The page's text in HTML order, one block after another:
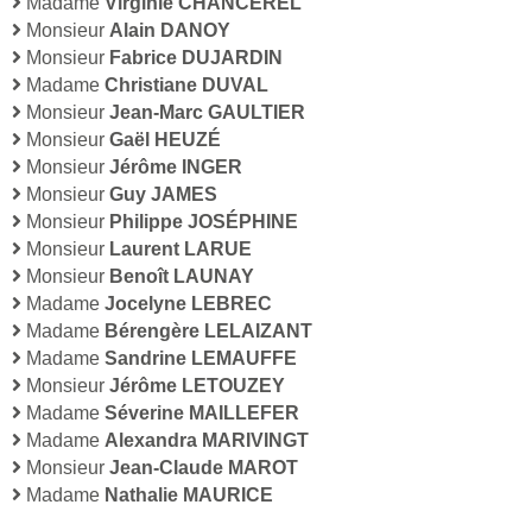
Monsieur Alain DANOY
Monsieur Fabrice DUJARDIN
Madame Christiane DUVAL
Monsieur Jean-Marc GAULTIER
Monsieur Gaël HEUZÉ
Monsieur Jérôme INGER
Monsieur Guy JAMES
Monsieur Philippe JOSÉPHINE
Monsieur Laurent LARUE
Monsieur Benoît LAUNAY
Madame Jocelyne LEBREC
Madame Bérengère LELAIZANT
Madame Sandrine LEMAUFFE
Monsieur Jérôme LETOUZEY
Madame Séverine MAILLEFER
Madame Alexandra MARIVINGT
Monsieur Jean-Claude MAROT
Madame Nathalie MAURICE